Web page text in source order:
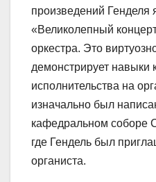
произведений Генделя
«Великолепный
оркестра. Это
демонстрирует навыки
исполнительства на
изначально был
кафедральном соборе
где Гендель был
органиста.